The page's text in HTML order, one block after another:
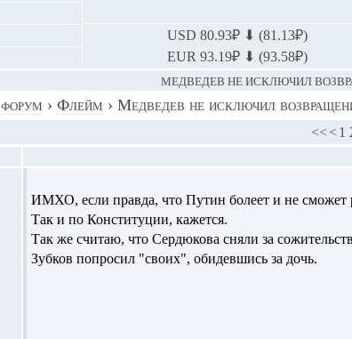
USD 80.93₽ ⬇ (81.13₽)
EUR 93.19₽ ⬇ (93.58₽)
МЕДВЕДЕВ НЕ ИСКЛЮЧИЛ
› Флейм › Медведев не исключил
<<<1
ИМХО, если правда, что Путин болеет и не сможет
Так и по Конституции, кажется.
Так же считаю, что Сердюкова сняли за
Зубков попросил "своих", обидевшись за дочь.